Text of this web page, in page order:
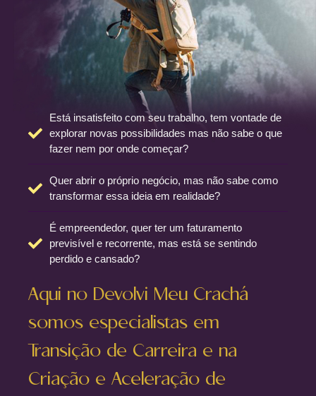
Está insatisfeito com seu trabalho, tem vontade de
explorar novas possibilidades mas não sabe o que
fazer nem por onde começar?
Quer abrir o próprio negócio, mas não sabe como
transformar essa ideia em realidade?
É empreendedor, quer ter um faturamento
previsível e recorrente, mas está se sentindo
perdido e cansado?
Aqui no Devolvi Meu Crachá
somos especialistas em
Transição de Carreira e na
Criação e Aceleração de